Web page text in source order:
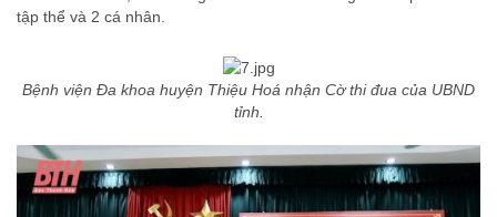
tập thể và 2 cá nhân.
Bệnh viện Đa khoa huyện Thiệu Hoá nhận Cờ thi đua của UBND
tỉnh.